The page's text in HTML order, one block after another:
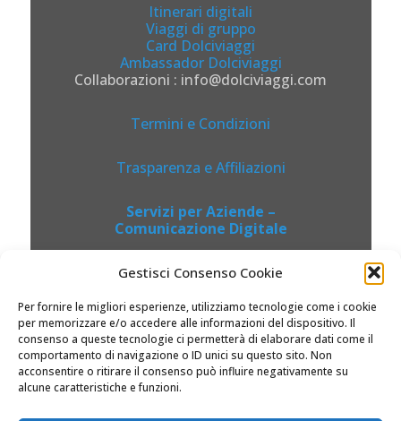
Gestisci Consenso Cookie
Per fornire le migliori esperienze, utilizziamo tecnologie come i cookie
per memorizzare e/o accedere alle informazioni del dispositivo. Il
consenso a queste tecnologie ci permetterà di elaborare dati come il
comportamento di navigazione o ID unici su questo sito. Non
acconsentire o ritirare il consenso può influire negativamente su
alcune caratteristiche e funzioni.
Itinerari digitali
Viaggi di gruppo
Card Dolciviaggi
Ambassador Dolciviaggi
Collaborazioni : info@dolciviaggi.com
Termini e Condizioni
Trasparenza e Affiliazioni
Servizi per Aziende –
Comunicazione Digitale